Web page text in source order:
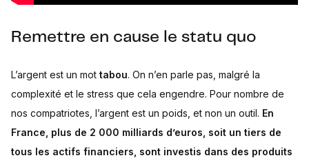
Remettre en cause le statu quo
L’argent est un mot tabou. On n’en parle pas, malgré la
complexité et le stress que cela engendre. Pour nombre de
nos compatriotes, l’argent est un poids, et non un outil. En
France, plus de 2 000 milliards d’euros, soit un tiers de
tous les actifs financiers, sont investis dans des produits